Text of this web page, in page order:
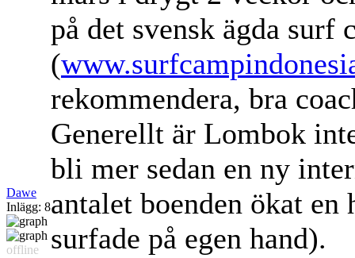
Dawe
Inlägg: 8
offline
på det svensk ägda surf
(
rekommendera, bra
Generellt är Lombok
bli mer sedan en ny
antalet boenden ökat
surfade på egen hand).